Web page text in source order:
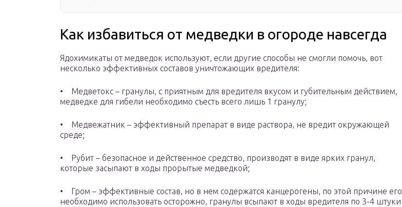
Как избавиться от медведки в огороде навсегда
Ядохимикаты от медведок используют, если другие способы не смогли помочь, вот
несколько эффективных составов уничтожающих вредителя:
• Медветокс – гранулы, с приятным для вредителя вкусом и губительным действием,
медведке для гибели необходимо съесть всего лишь 1 гранулу;
• Медвежатник – эффективный препарат в виде раствора, не вредит окружающей
среде;
• Рубит – безопасное и действенное средство, производят в виде ярких гранул,
которые засыпают в ходы прорытые медведкой;
• Гром – эффективные состав, но в нем содержатся канцерогены, по этой причине его
необходимо использовать осторожно, гранулы всыпают в ходы вредителя по 3-4 штуки